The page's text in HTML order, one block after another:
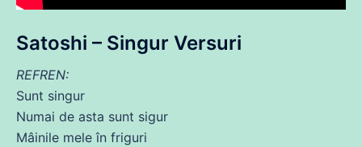
Satoshi – Singur Versuri
REFREN:
Sunt singur
Numai de asta sunt sigur
Mâinile mele în friguri